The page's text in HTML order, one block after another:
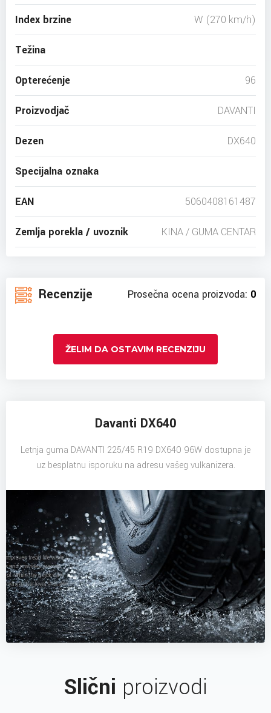
Index brzine W (270 km/h)
Težina
Opterećenje 96
Proizvodjač DAVANTI
Dezen DX640
Specijalna oznaka
EAN 5060408161487
Zemlja porekla / uvoznik KINA / GUMA CENTAR
Recenzije Prosečna ocena proizvoda: 0
ŽELIM DA OSTAVIM RECENZIJU
Davanti DX640
Letnja guma DAVANTI 225/45 R19 DX640 96W dostupna je
uz besplatnu isporuku na adresu vašeg vulkanizera.
Slični proizvodi